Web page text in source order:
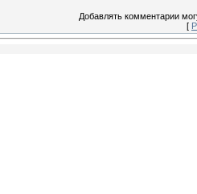
Добавлять комментарии
[